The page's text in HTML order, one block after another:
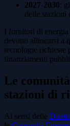
2027-2030:
delle stazioni
I fornitori di
devono allinearsi a
tecnologie richieste
finanziamenti
Le
stazioni di
Ai sensi delle